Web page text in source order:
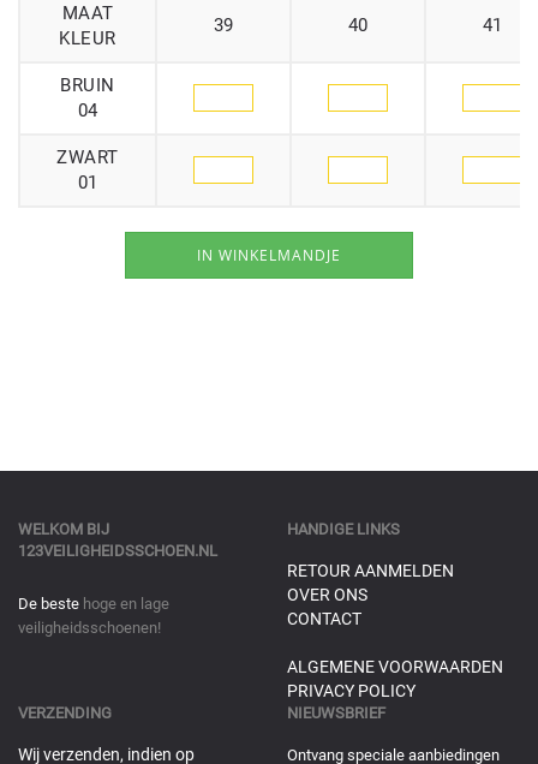
MAAT
KLEUR
39 40 41
BRUIN
04
ZWART
01
WELKOM BIJ
123VEILIGHEIDSSCHOEN.NL
De beste hoge en lage
veiligheidsschoenen!
HANDIGE LINKS
RETOUR AANMELDEN
OVER ONS
CONTACT
ALGEMENE VOORWAARDEN
PRIVACY POLICY
VERZENDING
Wij verzenden, indien op
NIEUWSBRIEF
Ontvang speciale aanbiedingen